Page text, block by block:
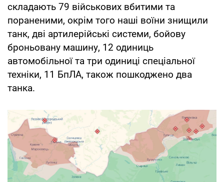
складають 79 військових вбитими та
пораненими, окрім того наші воїни знищили
танк, дві артилерійські системи, бойову
броньовану машину, 12 одиниць
автомобільної та три одиниці спеціальної
техніки, 11 БпЛА, також пошкоджено два
танка.